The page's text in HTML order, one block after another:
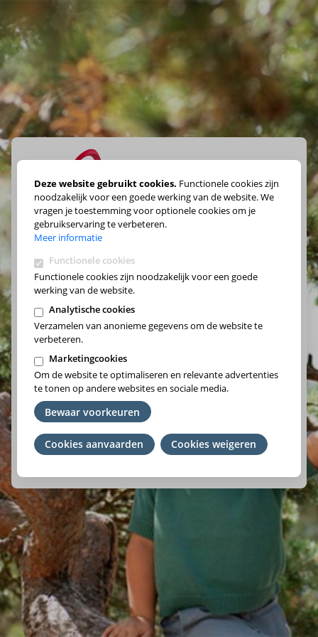
Maak je keuze
Vlaams-Brabant/Brussel
Wallonie
We raden je aan om het ziekenfonds te kiezen waar je lid
van bent. Ben je geen lid? Kies de regio waar je woont.
Deze website gebruikt cookies. Functionele cookies zijn
noodzakelijk voor een goede werking van de website. We
vragen je toestemming voor optionele cookies om je
gebruikservaring te verbeteren.
Meer informatie
Functionele cookies
Functionele cookies zijn noodzakelijk voor een goede
werking van de website.
Analytische cookies
Verzamelen van anonieme gegevens om de website te
verbeteren.
Marketingcookies
Om de website te optimaliseren en relevante advertenties
te tonen op andere websites en sociale media.
Bewaar voorkeuren
Cookies weigeren
Cookies aanvaarden
Je
toestemming
intrekken